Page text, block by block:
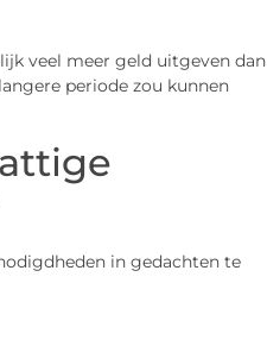
veel meer geld uitgeven dan
periode zou kunnen
in gedachten te